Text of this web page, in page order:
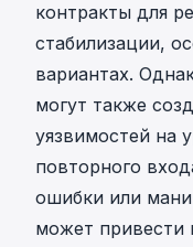
контракты для
стабилизации,
вариантах.
могут также
уязвимостей на
повторного
ошибки или
может привести